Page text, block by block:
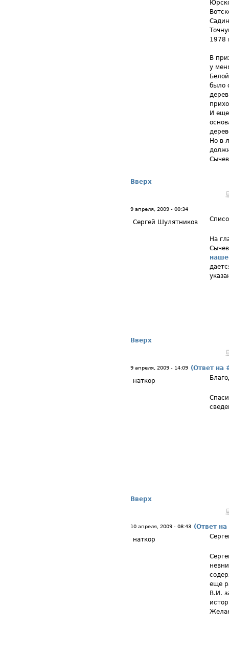
1978
В
у
было
И
Но в
Вверх
9 апреля, 2009 - 00:34
Сергей Шулятников
На
Вверх
9 апреля, 2009 - 14:09 (Ответ на
наткор
Вверх
10 апреля, 2009 - 08:43 (Ответ
наткор
еще
В.И.